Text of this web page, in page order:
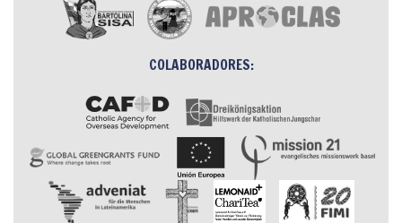
COLABORADORES: